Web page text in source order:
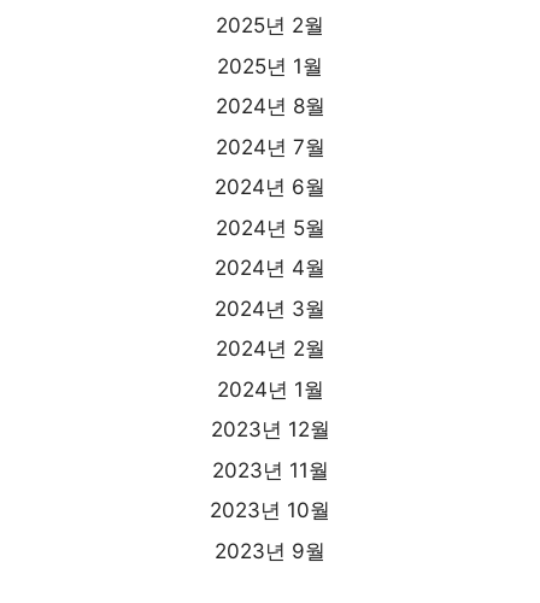
2025년 2월
2025년 1월
2024년 8월
2024년 7월
2024년 6월
2024년 5월
2024년 4월
2024년 3월
2024년 2월
2024년 1월
2023년 12월
2023년 11월
2023년 10월
2023년 9월